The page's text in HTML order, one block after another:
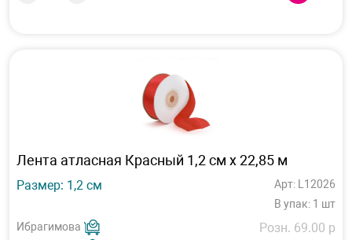
Лента атласная Красный 1,2 см х 22,85 м
Размер: 1,2 см
Арт: L12026
В упак: 1 шт
Ибрагимова
Розн. 69.00 р